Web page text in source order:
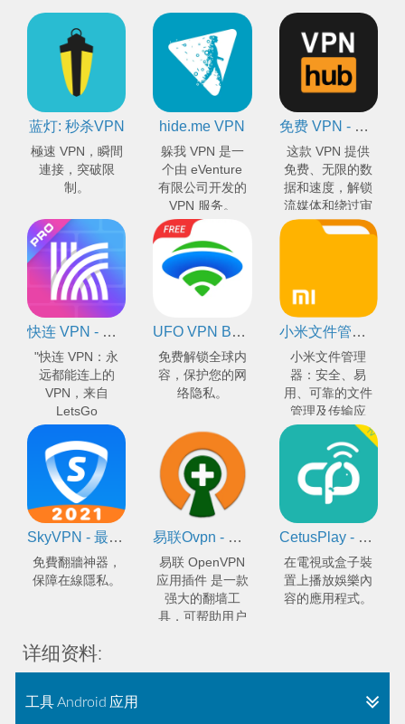
蓝灯: 秒杀VPN
極速 VPN，瞬間
連接，突破限
制。
hide.me VPN
躲我 VPN 是一
个由 eVenture
有限公司开发的
VPN 服务。
免费 VPN - 无日志：VPNhub - 流媒体、玩游戏、浏览网页
这款 VPN 提供
免费、无限的数
据和速度，解锁
流媒体和绕过审
查。
快连 VPN - 永远都能连上的vpn
"快连 VPN：永
远都能连上的
VPN，来自
LetsGo
Network"
UFO VPN Basic：免費VPN加速器
免费解锁全球内
容，保护您的网
络隐私。
小米文件管理器 - 安全、易用、可靠的文件管理、传输应用
小米文件管理
器：安全、易
用、可靠的文件
管理及传输应
用。 (14 字)
SkyVPN - 最可靠的免费翻墙神器
免費翻牆神器，
保障在線隱私。
易联Ovpn - OpenVPN应用插件 (翻墙利器)
易联 OpenVPN
应用插件 是一款
强大的翻墙工
具，可帮助用户
CetusPlay - 电视端（安装在电视、盒子上）
在電視或盒子裝
置上播放娛樂內
容的應用程式。
详细资料:
工具 Android 应用